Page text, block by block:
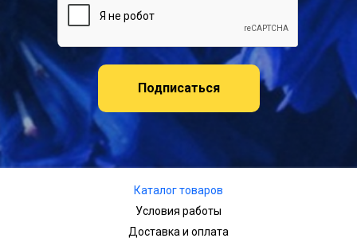
Подписаться
Каталог товаров
Условия работы
Доставка и оплата